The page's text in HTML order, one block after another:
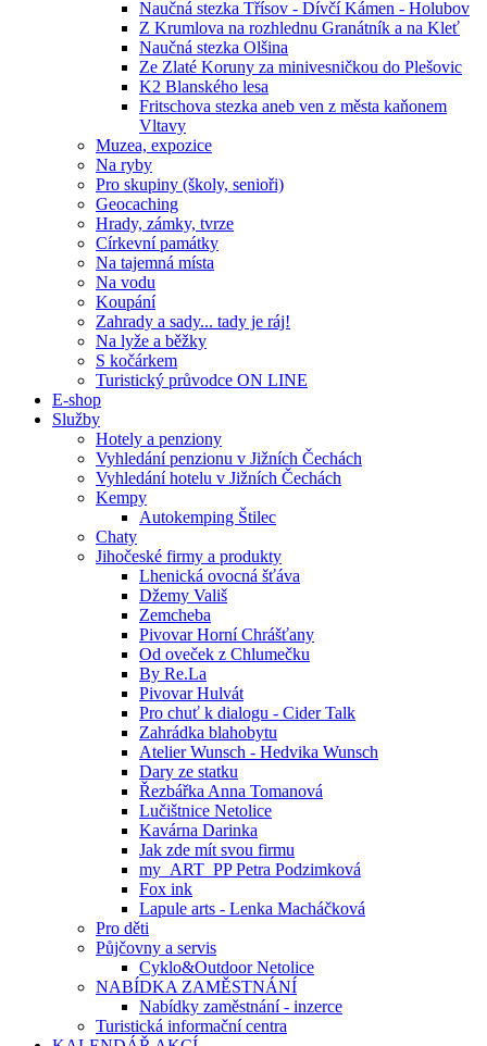
Naučná stezka Třísov - Dívčí Kámen - Holubov
Z Krumlova na rozhlednu Granátník a na Kleť
Naučná stezka Olšina
Ze Zlaté Koruny za minivesničkou do Plešovic
K2 Blanského lesa
Fritschova stezka aneb ven z města kaňonem
Vltavy
Muzea, expozice
Na ryby
Pro skupiny (školy, senioři)
Geocaching
Hrady, zámky, tvrze
Církevní památky
Na tajemná místa
Na vodu
Koupání
Zahrady a sady... tady je ráj!
Na lyže a běžky
S kočárkem
Turistický průvodce ON LINE
E-shop
Služby
Hotely a penziony
Vyhledání penzionu v Jižních Čechách
Vyhledání hotelu v Jižních Čechách
Kempy
Autokemping Štilec
Chaty
Jihočeské firmy a produkty
Lhenická ovocná šťáva
Džemy Vališ
Zemcheba
Pivovar Horní Chrášťany
Od oveček z Chlumečku
By Re.La
Pivovar Hulvát
Pro chuť k dialogu - Cider Talk
Zahrádka blahobytu
Atelier Wunsch - Hedvika Wunsch
Dary ze statku
Řezbářka Anna Tomanová
Lučištnice Netolice
Kavárna Darinka
Jak zde mít svou firmu
my_ART_PP Petra Podzimková
Fox ink
Lapule arts - Lenka Macháčková
Pro děti
Půjčovny a servis
Cyklo&Outdoor Netolice
NABÍDKA ZAMĚSTNÁNÍ
Nabídky zaměstnání - inzerce
Turistická informační centra